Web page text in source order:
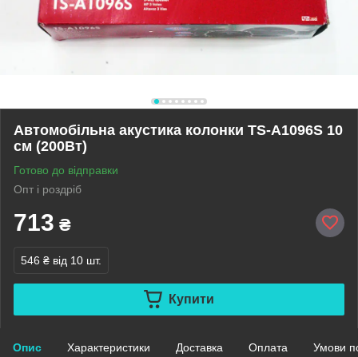
Автомобільна акустика колонки TS-A1096S 10
см (200Вт)
Готово до відправки
Опт і роздріб
713 ₴
546 ₴ від 10 шт.
Купити
Опис Характеристики Доставка Оплата Умови